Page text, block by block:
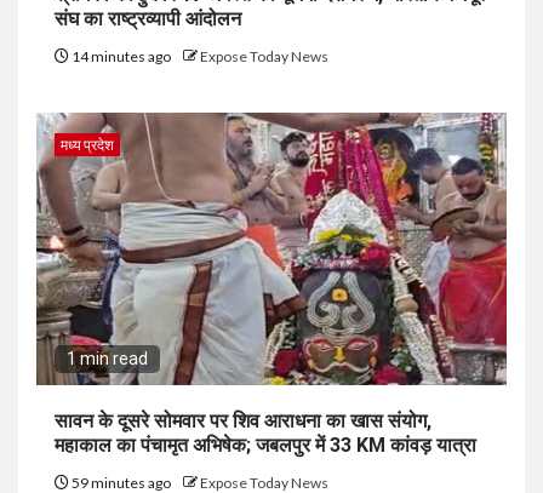
संघ का राष्ट्रव्यापी आंदोलन
14 minutes ago Expose Today News
मध्य प्रदेश
1 min read
सावन के दूसरे सोमवार पर शिव आराधना का खास संयोग,
महाकाल का पंचामृत अभिषेक; जबलपुर में 33 KM कांवड़ यात्रा
59 minutes ago Expose Today News